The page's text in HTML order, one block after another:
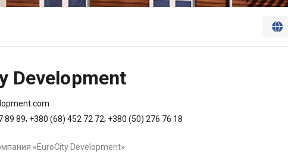



Development
89 89, +380 (68) 452 72 72, +380 (50) 276 76 18
«EuroCity Development»